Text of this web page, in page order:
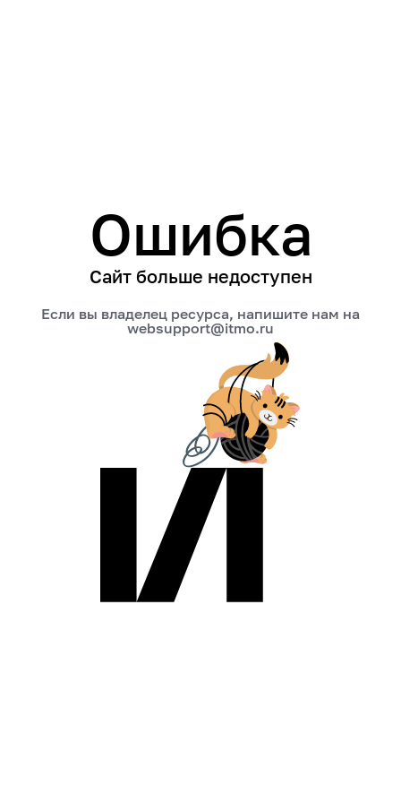
Ошибка
Сайт больше недоступен
Если вы владелец ресурса, напишите нам на
websupport@itmo.ru